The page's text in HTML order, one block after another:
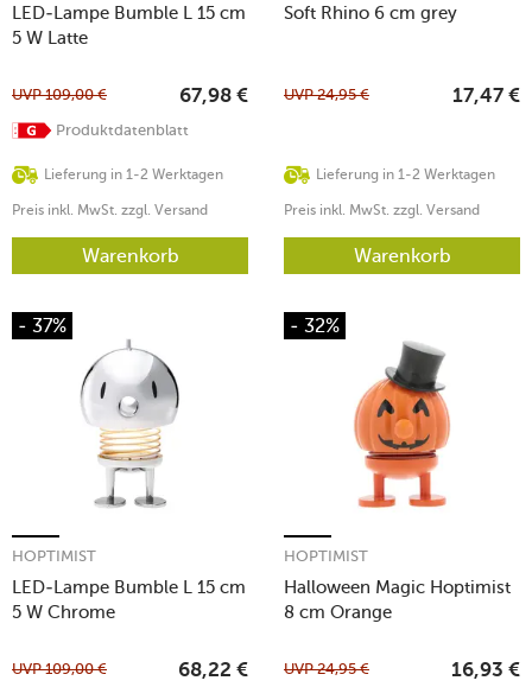
LED-Lampe Bumble L 15 cm
5 W Latte
Lieferung in 1-2 Werktagen
UVP109,00 € 67,98 €
Preis inkl. MwSt. zzgl. Versand
Produktdatenblatt
Warenkorb
Soft Rhino 6 cm grey
Lieferung in 1-2 Werktagen
UVP24,95 € 17,47 €
Preis inkl. MwSt. zzgl. Versand
Warenkorb
- 37%
LED-Lampe Bumble L 15 cm
5 W Chrome
HOPTIMIST
UVP109,00 € 68,22 €
- 32%
Halloween Magic Hoptimist
8 cm Orange
HOPTIMIST
UVP24,95 € 16,93 €